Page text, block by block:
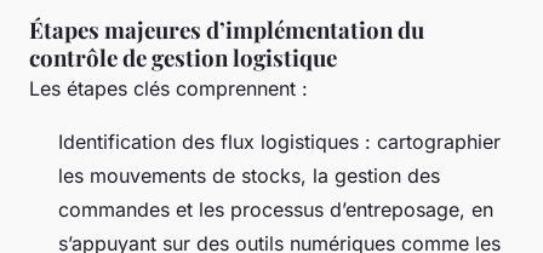
Étapes majeures d’implémentation du
contrôle de gestion logistique
Les étapes clés comprennent :
Identification des flux logistiques : cartographier
les mouvements de stocks, la gestion des
commandes et les processus d’entreposage, en
s’appuyant sur des outils numériques comme les